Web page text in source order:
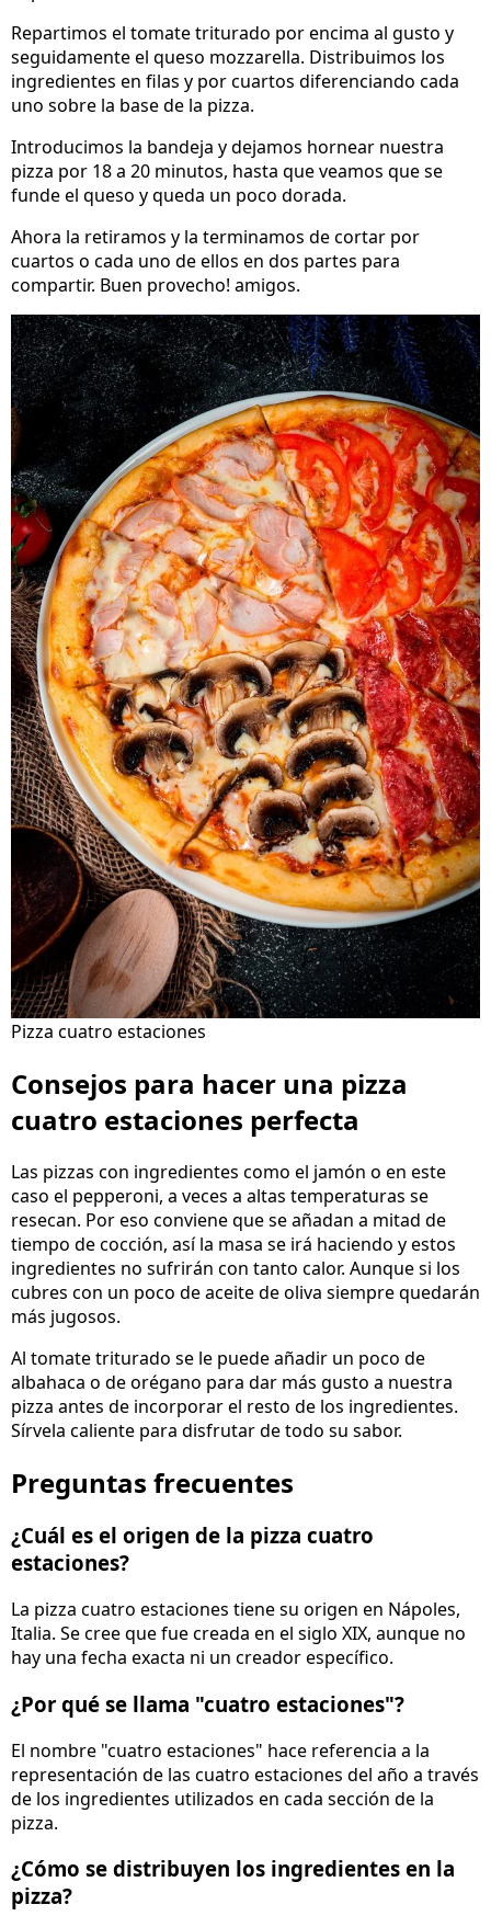
Repartimos el tomate triturado por encima al gusto y
seguidamente el queso mozzarella. Distribuimos los
ingredientes en filas y por cuartos diferenciando cada
uno sobre la base de la pizza.
Introducimos la bandeja y dejamos hornear nuestra
pizza por 18 a 20 minutos, hasta que veamos que se
funde el queso y queda un poco dorada.
Ahora la retiramos y la terminamos de cortar por
cuartos o cada uno de ellos en dos partes para
compartir. Buen provecho! amigos.
Pizza cuatro estaciones
Consejos para hacer una pizza
cuatro estaciones perfecta
Las pizzas con ingredientes como el jamón o en este
caso el pepperoni, a veces a altas temperaturas se
resecan. Por eso conviene que se añadan a mitad de
tiempo de cocción, así la masa se irá haciendo y estos
ingredientes no sufrirán con tanto calor. Aunque si los
cubres con un poco de aceite de oliva siempre quedarán
más jugosos.
Al tomate triturado se le puede añadir un poco de
albahaca o de orégano para dar más gusto a nuestra
pizza antes de incorporar el resto de los ingredientes.
Sírvela caliente para disfrutar de todo su sabor.
Preguntas frecuentes
¿Cuál es el origen de la pizza cuatro
estaciones?
La pizza cuatro estaciones tiene su origen en Nápoles,
Italia. Se cree que fue creada en el siglo XIX, aunque no
hay una fecha exacta ni un creador específico.
¿Por qué se llama "cuatro estaciones"?
El nombre "cuatro estaciones" hace referencia a la
representación de las cuatro estaciones del año a través
de los ingredientes utilizados en cada sección de la
pizza.
¿Cómo se distribuyen los ingredientes en la
pizza?